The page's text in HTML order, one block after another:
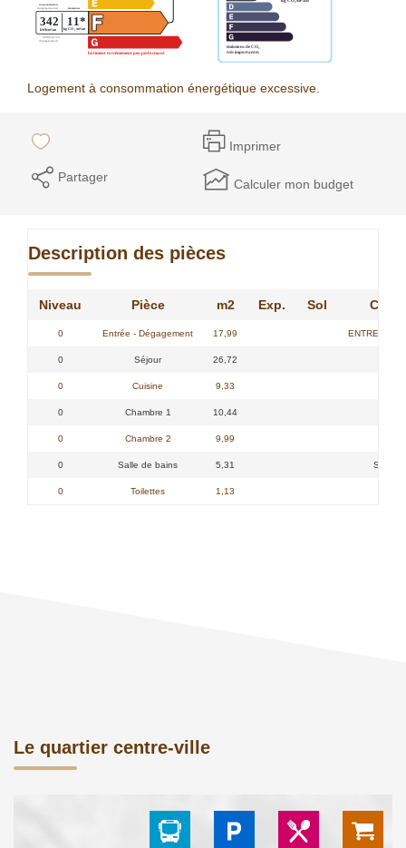
Logement à consommation énergétique excessive.
Imprimer
Partager Calculer mon budget
Description des pièces
Niveau Pièce m2 Exp. Sol
0 Entrée - Dégagement 17,99 ENTREE
0 Séjour 26,72
0 Cuisine 9,33
0 Chambre 1 10,44
0 Chambre 2 9,99
0 Salle de bains 5,31 SALLE
0 Toilettes 1,13
Le quartier centre-ville